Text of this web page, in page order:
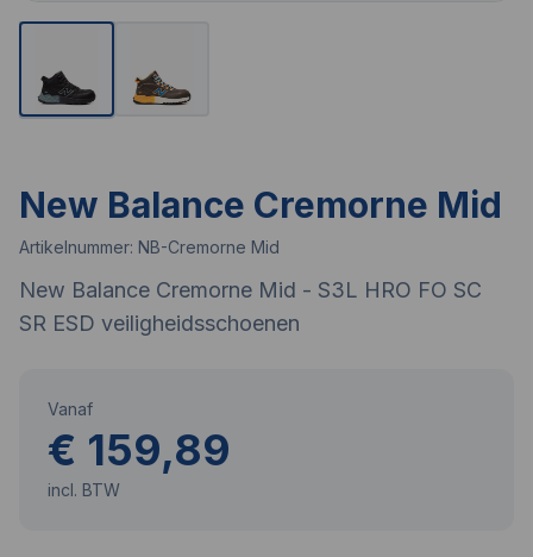
New Balance Cremorne Mid
Artikelnummer: NB-Cremorne Mid
New Balance Cremorne Mid - S3L HRO FO SC
SR ESD veiligheidsschoenen
Vanaf
€ 159,89
incl. BTW